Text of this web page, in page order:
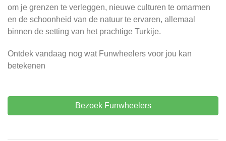
om je grenzen te verleggen, nieuwe culturen te omarmen
en de schoonheid van de natuur te ervaren, allemaal
binnen de setting van het prachtige Turkije.
Ontdek vandaag nog wat Funwheelers voor jou kan
betekenen
Bezoek Funwheelers